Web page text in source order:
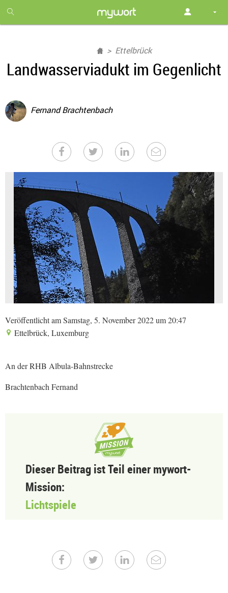
month
free
Ettelbrück
Landwasserviadukt im Gegenlicht
Fernand Brachtenbach
Veröffentlicht am Samstag, 5. November 2022 um 20:47
Ettelbrück, Luxemburg
An der RHB Albula-Bahnstrecke
Brachtenbach Fernand
Dieser Beitrag ist Teil einer mywort-
Mission:
Lichtspiele